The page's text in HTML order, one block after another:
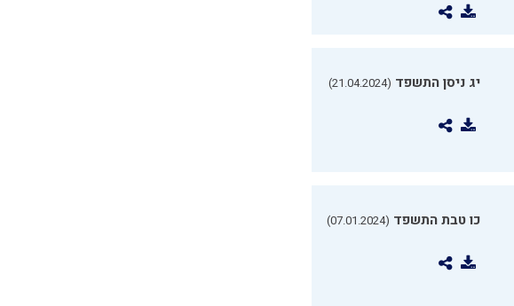
יג ניסן התשפד (21.04.2024)
כו טבת התשפד (07.01.2024)